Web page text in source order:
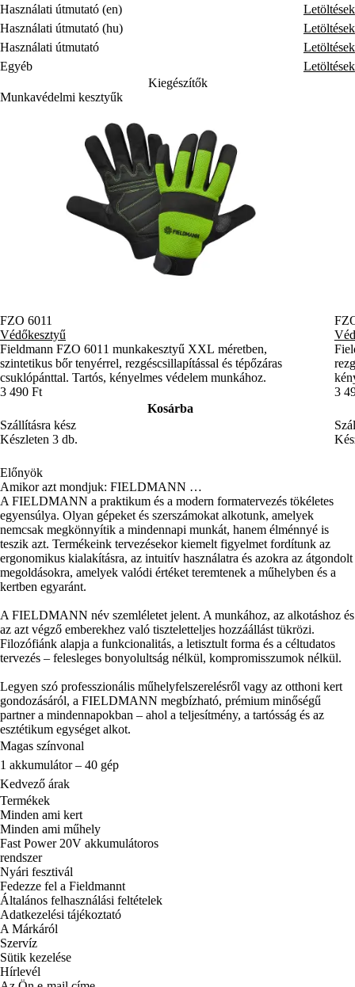
Használati útmutató (en)
Letöltések
Használati útmutató (hu)
Letöltések
Használati útmutató
Letöltések
Egyéb
Letöltések
Kiegészítők
Munkavédelmi kesztyűk
FZO 6011
Védőkesztyű
Fieldmann FZO 6011 munkakesztyű XXL méretben,
szintetikus bőr tenyérrel, rezgéscsillapítással és tépőzáras
csuklópánttal. Tartós, kényelmes védelem munkához.
3 490 Ft
Kosárba
Szállításra kész
Készleten 3 db.
3
Előnyök
Amikor azt mondjuk: FIELDMANN …
A FIELDMANN a praktikum és a modern formatervezés tökéletes
egyensúlya. Olyan gépeket és szerszámokat alkotunk, amelyek
nemcsak megkönnyítik a mindennapi munkát, hanem élménnyé is
teszik azt. Termékeink tervezésekor kiemelt figyelmet fordítunk az
ergonomikus kialakításra, az intuitív használatra és azokra az átgondolt
megoldásokra, amelyek valódi értéket teremtenek a műhelyben és a
kertben egyaránt.
A FIELDMANN név szemléletet jelent. A munkához, az alkotáshoz és
az azt végző emberekhez való tiszteletteljes hozzáállást tükrözi.
Filozófiánk alapja a funkcionalitás, a letisztult forma és a céltudatos
tervezés – felesleges bonyolultság nélkül, kompromisszumok nélkül.
Legyen szó professzionális műhelyfelszerelésről vagy az otthoni kert
gondozásáról, a FIELDMANN megbízható, prémium minőségű
partner a mindennapokban – ahol a teljesítmény, a tartósság és az
esztétikum egységet alkot.
Magas színvonal
1 akkumulátor – 40 gép
Kedvező árak
Termékek
Minden ami kert
Minden ami műhely
Fast Power 20V akkumulátoros
rendszer
Nyári fesztivál
Fedezze fel a Fieldmannt
Általános felhasználási feltételek
Adatkezelési tájékoztató
A Márkáról
Szervíz
Sütik kezelése
Hírlevél